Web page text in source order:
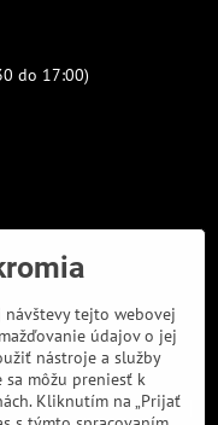
do 17:00)
návštevy tejto webovej
údajov o jej
nástroje a služby
môžu preniesť k
Kliknutím na „Prijať